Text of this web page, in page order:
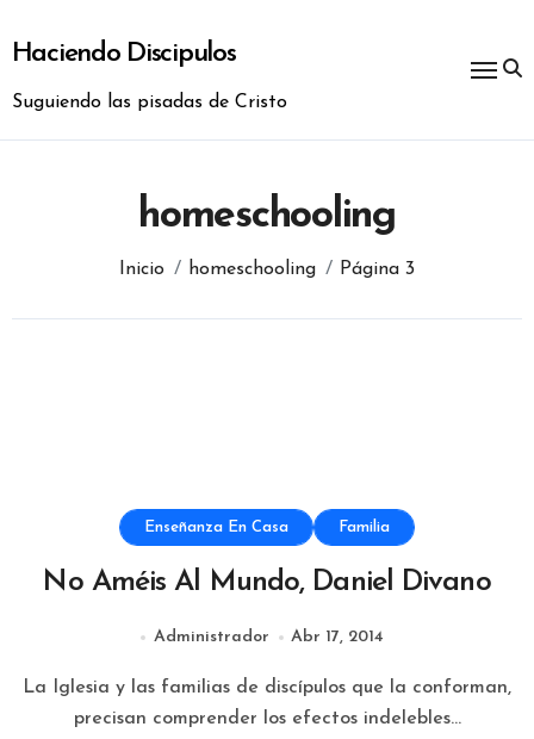
contenido
Haciendo Discipulos
Suguiendo las pisadas de Cristo
homeschooling
Inicio homeschooling Página 3
Enseñanza En Casa Familia
No Améis Al Mundo, Daniel Divano
Administrador Abr 17, 2014
La Iglesia y las familias de discípulos que la conforman,
precisan comprender los efectos indelebles...